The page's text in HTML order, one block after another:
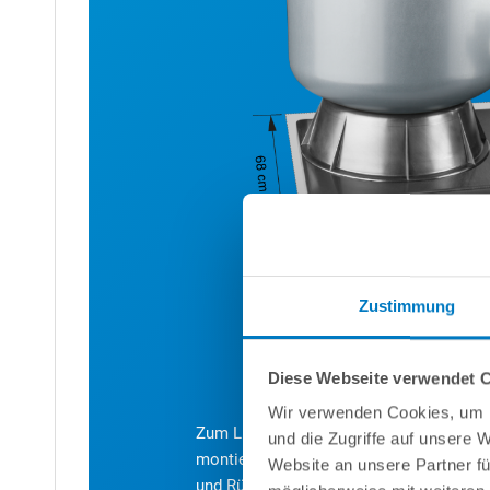
Zustimmung
Diese Webseite verwendet
Wir verwenden Cookies,
und die Zugriffe auf unsere
Website an unsere Partner
Zum Lieferumfang gehören zudem
montiertes 6-Wege-Rückspülventil mit
und Rückspülleitung) sind 1 1/2"